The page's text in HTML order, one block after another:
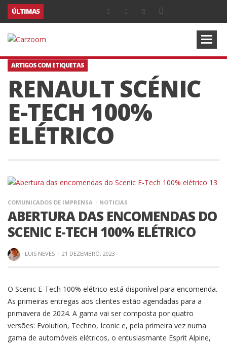
ÚLTIMAS
ARTIGOS COM ETIQUETAS
RENAULT SCÉNIC
E-TECH 100%
ELÉTRICO
COMUNICADOS DE IMPRENSA NOTICIAS
ABERTURA DAS ENCOMENDAS DO
SCENIC E-TECH 100% ELÉTRICO
LUIS NEVES · 21 DEZEMBRO, 2023
O Scenic E-Tech 100% elétrico está disponível para encomenda.
As primeiras entregas aos clientes estão agendadas para a
primavera de 2024. A gama vai ser composta por quatro
versões: Evolution, Techno, Iconic e, pela primeira vez numa
gama de automóveis elétricos, o entusiasmante Esprit Alpine,